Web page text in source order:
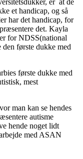
et handicap, og så
har det handicap, for
det. Kayla
for NDSS(national
første dukke med
første dukke med
mest
man kan se hendes
autisme
hende noget lidt
med ASAN